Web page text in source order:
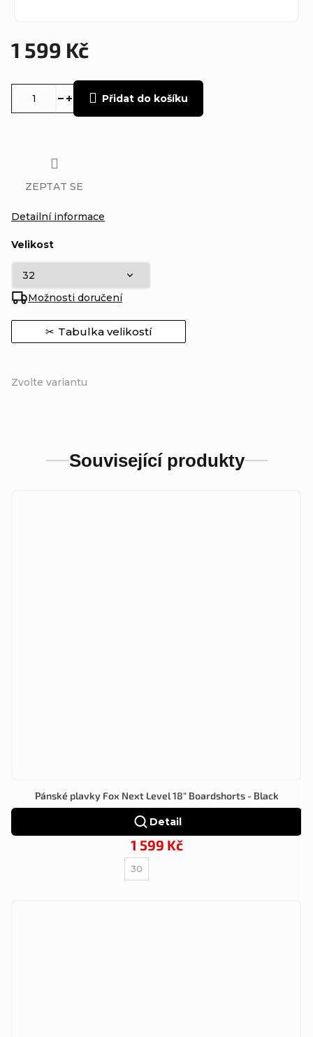
1 599 Kč
Zvolte variantu
Velikost
Možnosti doručení
Tabulka velikostí
Přidat do košíku
Detailní informace
ZEPTAT SE
Související produkty
Pánské plavky Fox Next Level 18" Boardshorts - Black
1 599 Kč
Detail
30